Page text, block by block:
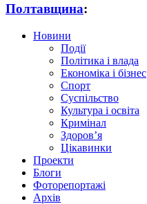
Полтавщина:
Новини
Події
Політика і влада
Економіка і бізнес
Спорт
Суспільство
Культура і освіта
Кримінал
Здоров’я
Цікавинки
Проекти
Блоги
Фоторепортажі
Архів